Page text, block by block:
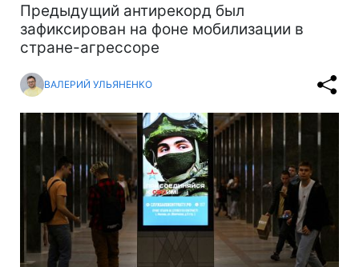
Предыдущий антирекорд был
зафиксирован на фоне мобилизации в
стране-агрессоре
ВАЛЕРИЙ УЛЬЯНЕНКО